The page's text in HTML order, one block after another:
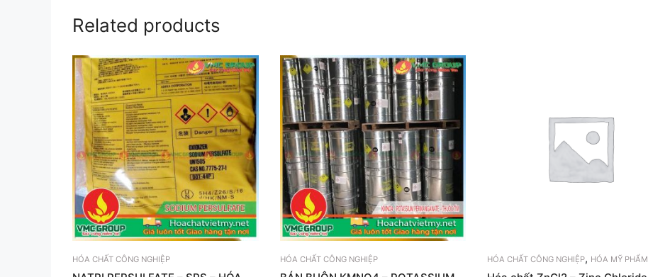
Related products
HÓA CHẤT CÔNG NGHIỆP HÓA CHẤT CÔNG NGHIỆP HÓA CHẤT CÔNG NGHIỆP, HÓA MỸ PHẨM